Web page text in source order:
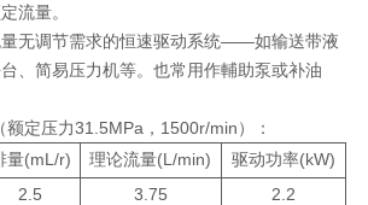
流量。
无调节需求的恒速驱动系统——如输送带液
、简易压力机等。也常用作輔助泵或补油
定压力31.5MPa，1500r/min）：
量(mL/r) 理论流量(L/min)
驱动功率(kW)
2.5 3.75
2.2